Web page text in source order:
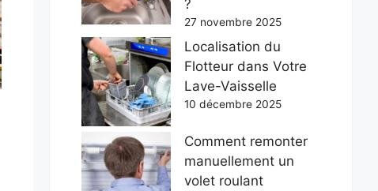
?
27 novembre 2025
Localisation du
Flotteur dans Votre
Lave-Vaisselle
10 décembre 2025
Comment remonter
manuellement un
volet roulant